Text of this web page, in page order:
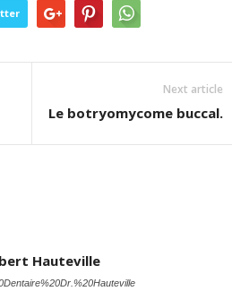
Next article
Le botryomycome buccal.
Hauteville